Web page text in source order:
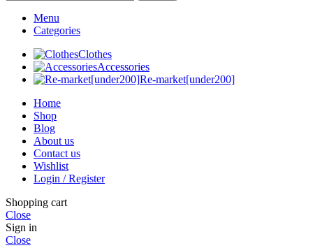
Menu
Categories
Clothes
Accessories
Re-market[under200]
Home
Shop
Blog
About us
Contact us
Wishlist
Login / Register
Shopping cart
Close
Sign in
Close